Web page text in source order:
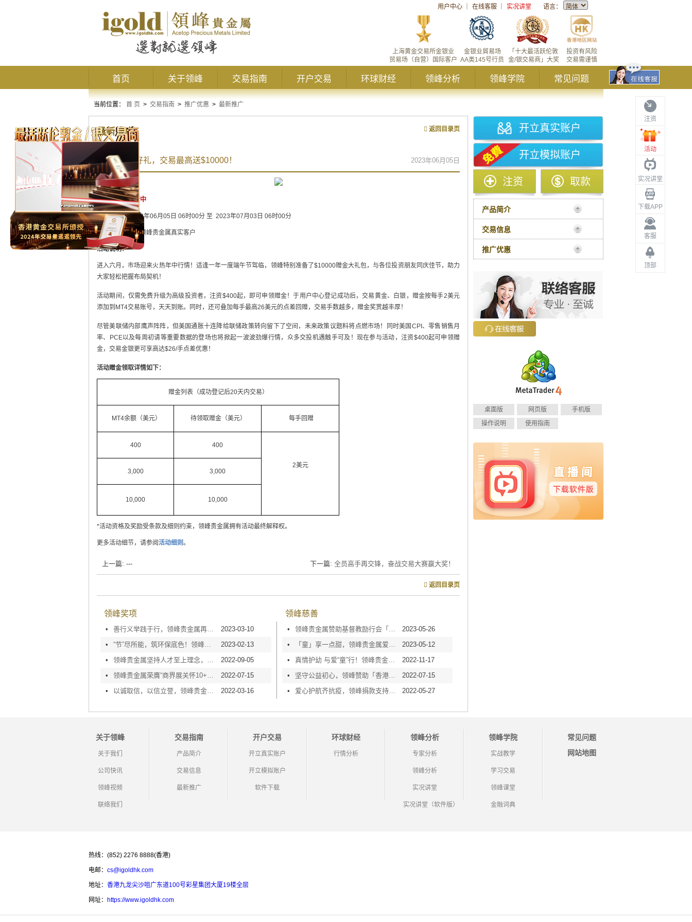
用户中心 在线客服 实况讲堂 语言：
投资有风险
交易需谨慎
「十大最活跃伦敦
金/银交易商」大奖
金银业貿易场
AA类145号行员
上海黄金交易所金银业
贸易场（自营）国际客户
首页 关于领峰 交易指南 开户交易 环球财经 领峰分析 领峰学院 常见问题
注资
活动
实况讲堂
下载APP
客服
顶部
当前位置： 首 页 > 交易指南 > 推广优惠 > 最新推广
最新推广 返回目录页
端午“粽”享好礼，交易最高送$10000！ 2023年06月05日
活动状态：进行中
活动时间： 2023年06月05日 06时00分 至 2023年07月03日 06时00分
活动对象：所有领峰贵金属真实客户
活动说明：
进入六月，市场迎来火热年中行情！适逢一年一度端午节驾临，领峰特别准备了$10000赠金大礼包，与各位投资朋友同庆佳节，助力
大家轻松把握布局契机！
活动期间，仅需免费升级为高级投资者，注资$400起，即可申领赠金！于用户中心登记成功后，交易黄金、白银，赠金按每手2美元
添加到MT4交易账号，天天到账。同时，还可叠加每手最高26美元的点差回赠，交易手数越多，赠金奖赏越丰厚！
尽管美联储内部鹰声阵阵，但美国通胀十连降给联储政策转向留下了空间，未来政策议题料将点燃市场！同时美国CPI、零售销售月
率、PCE以及每周初请等重要数据的登场也将掀起一波波劲爆行情，众多交投机遇触手可及！现在参与活动，注资$400起可申领赠
金，交易金银更可享高达$26/手点差优惠！
活动赠金领取详情如下：
赠金列表（成功登记后20天内交易）
MT4余额（美元） 待领取赠金（美元） 每手回赠
400 400
2美元
3,000
3,000
10,000 10,000
*活动资格及奖励受条款及细则约束，领峰贵金属拥有活动最终解释权。
更多活动细节，请参阅活动细则。
上一篇: --- 下一篇: 全员高手再交锋，奋战交易大赛赢大奖！
返回目录页
领峰奖项
•
2023-03-10
•
2023-02-13
•
2022-09-05
•
2022-07-15
•
2022-03-16
领峰慈善
•
2023-05-26
•
2023-05-12
•
真情护幼 与爱“童”行！领峰贵金属获「培幼关爱企业大奖」
2022-11-17
•
坚守公益初心，领峰赞助「香港弱能儿童护助会」慈善奖券活动
2022-07-15
•
爱心护航齐抗疫，领峰捐款支持「乐善堂口罩银行」计划 2022-05-27
开立真实账户
开立模拟账户
注资 取款
产品简介
交易信息
推广优惠
桌面版 网页版
手机版
操作说明
使用指南
关于领峰
关于我们
公司快讯
领峰视频
联络我们
交易指南
产品简介
交易信息
最新推广
开户交易
开立真实账户
开立模拟账户
软件下载
环球财经
行情分析
领峰分析
专家分析
领峰分析
实况讲堂
实况讲堂（软件版）
领峰学院
实战教学
学习交易
领峰课堂
金融词典
常见问题
网站地图
热线：(852) 2276 8888(香港)
电邮： cs@igoldhk.com
地址： 香港九龙尖沙咀广东道100号彩星集团大厦19楼全层
网址： https://www.igoldhk.com